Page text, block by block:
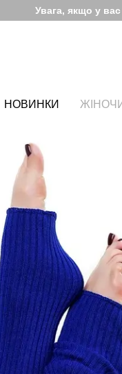
Увага, якщо у
НОВИНКИ